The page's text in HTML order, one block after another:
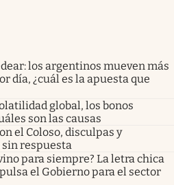
los argentinos mueven más
día, ¿cuál es la apuesta que
global, los bonos
son las causas
el Coloso, disculpas y
respuesta
para siempre? La letra chica
el Gobierno para el sector